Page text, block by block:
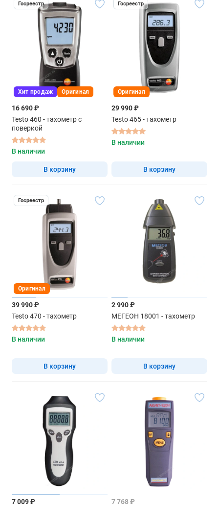
Госреестр
Хит продаж Оригинал
16 690 ₽
Testo 460 - тахометр с
поверкой
В наличии
В корзину
Госреестр
Оригинал
29 990 ₽
Testo 465 - тахометр
В наличии
В корзину
Госреестр
Оригинал
39 990 ₽
Testo 470 - тахометр
В наличии
В корзину
2 990 ₽
МЕГЕОН 18001 - тахометр
В наличии
В корзину
7 009 ₽
7 768 ₽